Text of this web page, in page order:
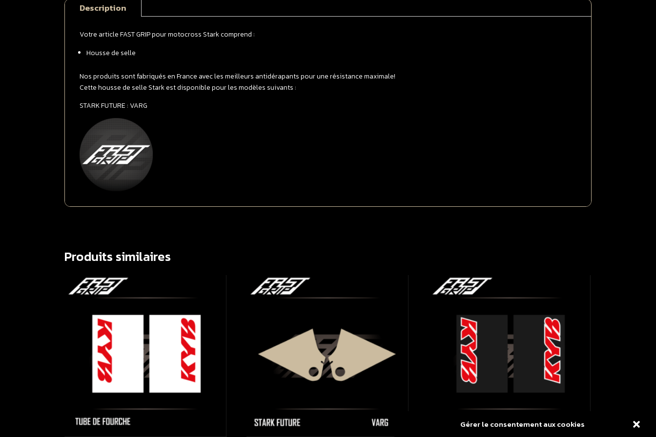
Gérer le consentement aux cookies
Description
Votre article FAST GRIP pour motocross Stark comprend :
Housse de selle
Nos produits sont fabriqués en France avec les meilleurs antidérapants pour une résistance maximale!
Cette housse de selle Stark est disponible pour les modèles suivants :
STARK FUTURE : VARG
Produits similaires